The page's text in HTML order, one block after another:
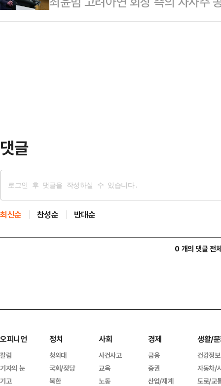
의 하드드라이브에는 81만 8051
찰은…
발하게 터지면서 8-3으로 대승을
주총까지 장기전 국면에 접어들었
댓글
최신순 찬성순 반대순
0 개의 댓글 전
오피니언
칼럼
기자의 눈
기고
정치
청와대
국회/정당
북한
사회
사건사고
교육
노동
경제
금융
증권
산업/재계
생활/
건강정보
자동차/
도로/교